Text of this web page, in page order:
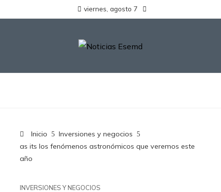
viernes, agosto 7
Inicio
Inversiones y negocios
as its los fenómenos astronómicos que veremos este
año
INVERSIONES Y NEGOCIOS